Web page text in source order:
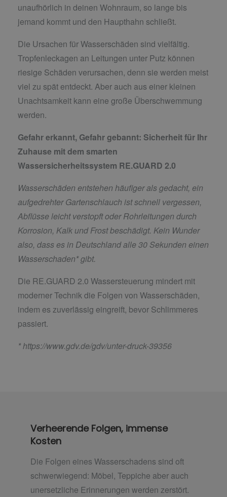
unaufhörlich in deinen Wohnraum, so lange bis
jemand kommt und den Haupthahn schließt.
Die Ursachen für Wasserschäden sind vielfältig.
Tropfenleckagen an Leitungen unter Putz können
riesige Schäden verursachen, denn sie werden meist
viel zu spät entdeckt. Aber auch aus einer kleinen
Unachtsamkeit kann eine große Überschwemmung
werden.
Gefahr erkannt, Gefahr gebannt: Sicherheit für Ihr
Zuhause mit dem smarten
Wassersicherheitssystem RE.GUARD 2.0
Wasserschäden entstehen häufiger als gedacht, ein
aufgedrehter Gartenschlauch ist schnell vergessen,
Abflüsse leicht verstopft oder Rohrleitungen durch
Korrosion, Kalk und Frost beschädigt. Kein Wunder
also, dass es in Deutschland alle 30 Sekunden einen
Wasserschaden* gibt.
Die RE.GUARD 2.0 Wassersteuerung mindert mit
moderner Technik die Folgen von Wasserschäden,
indem es zuverlässig eingreift, bevor Schlimmeres
passiert.
*https://www.gdv.de/gdv/unter-druck-39356
Verheerende Folgen, immense
Kosten
Die Folgen eines Wasserschadens sind oft
schwerwiegend: Möbel, Teppiche aber auch
unersetzliche Erinnerungen werden zerstört.